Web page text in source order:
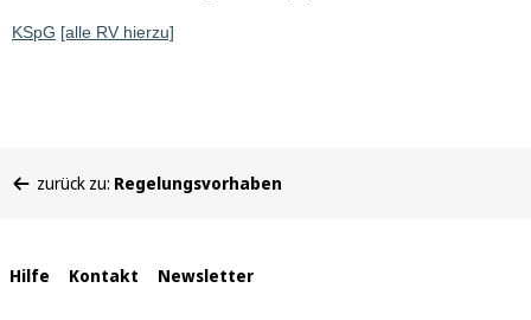
KSpG [alle RV hierzu]
befinden
zurück zu: Regelungsvorhaben
Interne
Hilfe Kontakt Newsletter